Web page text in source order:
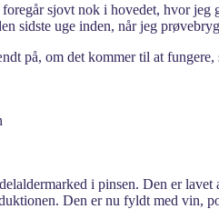
sjovt nok i hovedet, hvor jeg
sidste uge inden, når jeg
på, om det kommer til at
i pinsen. Den er
Den er nu fyldt med